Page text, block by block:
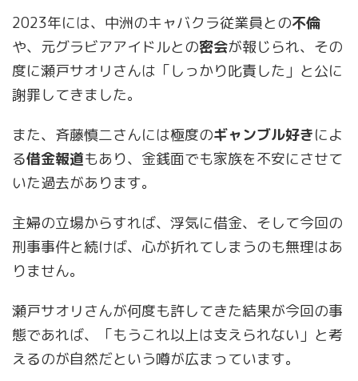
2023年には、中洲のキャバクラ従業員との不倫
や、元グラビアアイドルとの密会が報じられ、その
度に瀬戸サオリさんは「しっかり叱責した」と公に
謝罪してきました。
また、斉藤慎二さんには極度のギャンブル好きによ
る借金報道もあり、金銭面でも家族を不安にさせて
いた過去があります。
主婦の立場からすれば、浮気に借金、そして今回の
刑事事件と続けば、心が折れてしまうのも無理はあ
りません。
瀬戸サオリさんが何度も許してきた結果が今回の事
態であれば、「もうこれ以上は支えられない」と考
えるのが自然だという噂が広まっています。